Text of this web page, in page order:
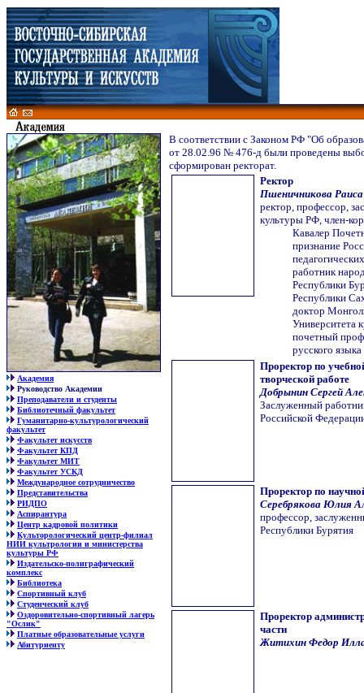
Академия
Руководство Академии
Преподаватели и студенты
Библиотечный факультет
Гуманитарно-культурологический
факультет
Факультет искусств
Факультет КПД
Факультет МИТ
Факультет УСКД
Международное сотрудничество
Представительства
РИДПО
Аспирантура
Центр кадровой политики
Культорологический центр-филиал
НИИ культрологии и министерства
культуры РФ
Издательско-полиграфический
комплекс
Библиотека
Спортивный клуб
Студенческий клуб
Оздоровительно-спортивный лагерь
"Ослик"
Платные образовательные услуги
Абитуриенту
В соответствии с Законом РФ "Об
от 28.02.96 № 476-д были проведены
сформирован ректорат.
Ректор
Пшеничникова
ректор, профессор,
культуры РФ, член-
Кавалер
признание
работник
Республики
Республики
доктор
Университета
почетный
русского
Проректор по
творческой работе
Добрынин Сергей
Заслуженный
Российской
Проректор по
Серебрякова Юлия
профессор,
Республики Бурятия
Проректор
части
Житихин Федор